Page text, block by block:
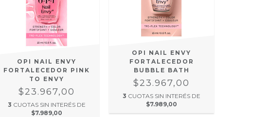
OPI NAIL ENVY
FORTALECEDOR PINK
TO ENVY
$23.967,00
3 CUOTAS SIN INTERÉS DE
$7.989,00
OPI NAIL ENVY
FORTALECEDOR
BUBBLE BATH
$23.967,00
3 CUOTAS SIN INTERÉS DE
$7.989,00